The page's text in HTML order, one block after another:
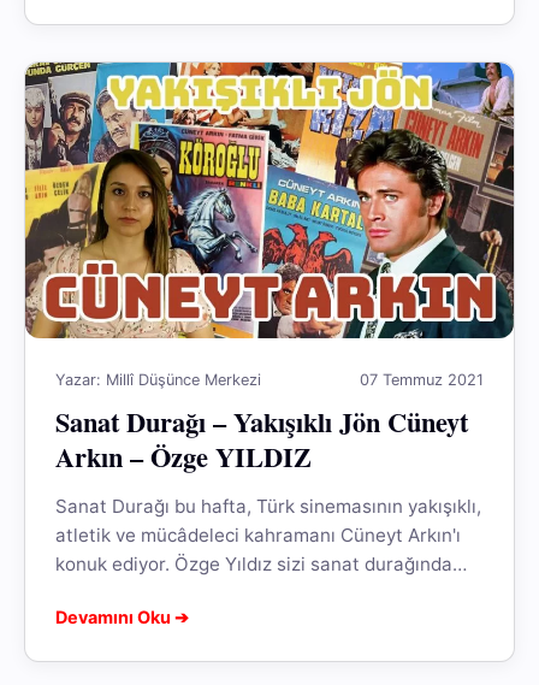
Yazar: Millî Düşünce Merkezi 07 Temmuz 2021
Sanat Durağı – Yakışıklı Jön Cüneyt
Arkın – Özge YILDIZ
Sanat Durağı bu hafta, Türk sinemasının yakışıklı,
atletik ve mücâdeleci kahramanı Cüneyt Arkın'ı
konuk ediyor. Özge Yıldız sizi sanat durağında
Devamını Oku ➔